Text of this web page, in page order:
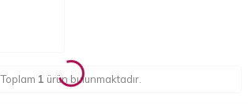
Toplam 1 ürün bulunmaktadır.